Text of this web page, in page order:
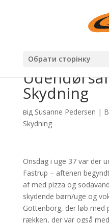
Обрати сторінку
Skydning
від Susanne Pedersen |
Skydning
Onsdag i uge 37 var der
Fastrup – aftenen
af med pizza og
skydende børn/uge og
Gottenborg, der løb med
rækken, der var også